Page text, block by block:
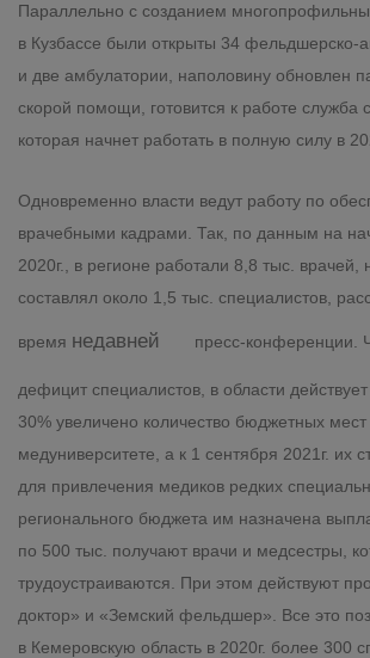
Параллельно с созданием
в Кузбассе были открыты 34 фельдшерско-
и две амбулатории, наполовину обновлен
скорой помощи, готовится к работе служба
которая начнет работать в полную силу в
Одновременно власти ведут работу по
врачебными кадрами. Так, по данным на
2020г., в регионе работали 8,8 тыс. врачей,
составлял около 1,5 тыс. специалистов,
время недавней пресс-конференции.
дефицит специалистов, в области
30% увеличено количество бюджетных мест
медуниверситете, а к 1 сентября 2021г. их
для привлечения медиков редких
регионального бюджета им назначена
по 500 тыс. получают врачи и медсестры,
трудоустраиваются. При этом действуют
доктор» и «Земский фельдшер». Все это
в Кемеровскую область в 2020г. более 300